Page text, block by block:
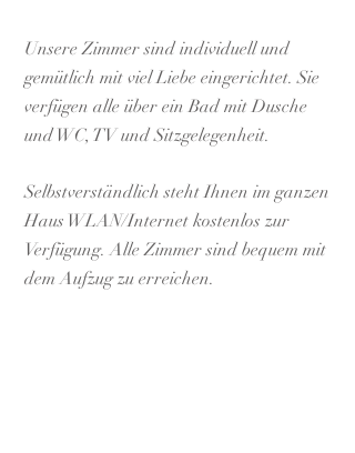
Unsere Zimmer sind individuell und
gemütlich mit viel Liebe eingerichtet. Sie
verfügen alle über ein Bad mit Dusche
und WC, TV und Sitzgelegenheit.
Selbstverständlich steht Ihnen im ganzen
Haus WLAN/Internet kostenlos zur
Verfügung. Alle Zimmer sind bequem mit
dem Aufzug zu erreichen.